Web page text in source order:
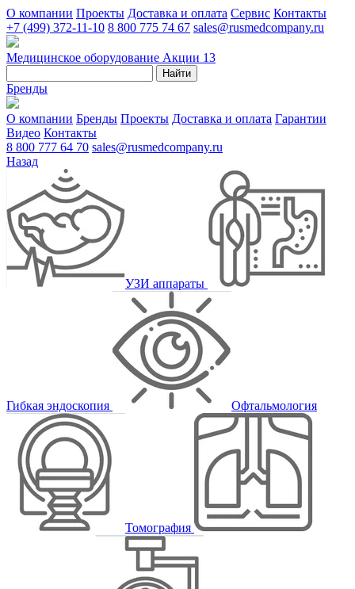
О компании Проекты Доставка и оплата Сервис Контакты
+7 (499) 372-11-10 8 800 775 74 67 sales@rusmedcompany.ru
Медицинское оборудование Акции 13
Найти
Бренды
О компании Бренды Проекты Доставка и оплата Гарантии
Видео Контакты
8 800 777 64 70 sales@rusmedcompany.ru
Назад
УЗИ аппараты
Гибкая эндоскопия Офтальмология
Томография